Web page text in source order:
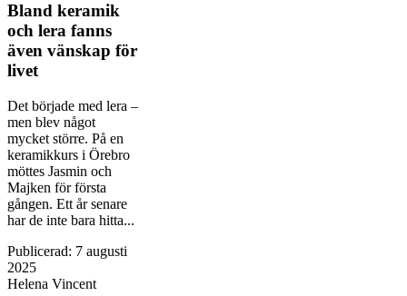
Bland keramik
och lera fanns
även vänskap för
livet
Det började med lera –
men blev något
mycket större. På en
keramikkurs i Örebro
möttes Jasmin och
Majken för första
gången. Ett år senare
har de inte bara hitta...
Publicerad: 7 augusti
2025
Helena Vincent